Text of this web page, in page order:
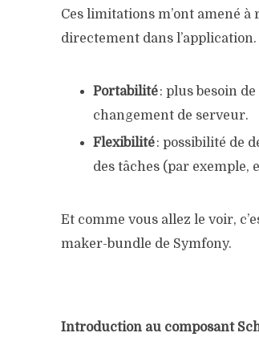
Ces limitations m’ont amené
directement dans
Portabilité: plus besoin
changement de serveur.
Flexibilité: possibilité de
des tâches (par exemple,
Et comme vous allez le voir,
maker-bundle de Symfony.
Introduction au composant